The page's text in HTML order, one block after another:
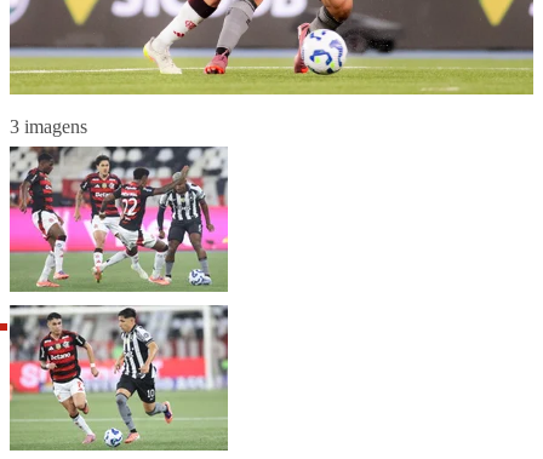
3 imagens